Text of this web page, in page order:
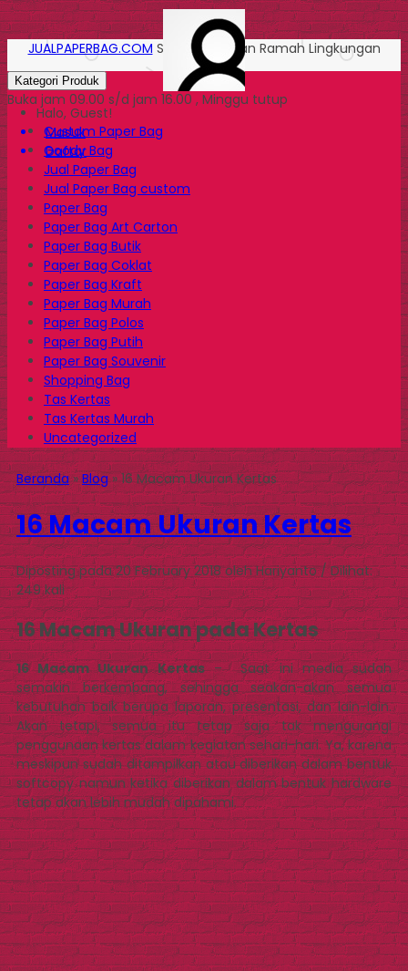
Halo, Guest!
Masuk
Daftar
JUALPAPERBAG.COM Solusi Kemasan Ramah Lingkungan
Kategori Produk
Buka jam 09.00 s/d jam 16.00 , Minggu tutup
Custom Paper Bag
Goody Bag
Jual Paper Bag
Jual Paper Bag custom
Paper Bag
Paper Bag Art Carton
Paper Bag Butik
Paper Bag Coklat
Paper Bag Kraft
Paper Bag Murah
Paper Bag Polos
Paper Bag Putih
Paper Bag Souvenir
Shopping Bag
Tas Kertas
Tas Kertas Murah
Uncategorized
Beranda»Blog»16 Macam Ukuran Kertas
16 Macam Ukuran Kertas
Diposting pada 20 February 2018 oleh Hariyanto / Dilihat:
249 kali
16 Macam Ukuran pada Kertas
16 Macam Ukuran Kertas– Saat ini media sudah
semakin berkembang, sehingga seakan-akan semua
kebutuhan baik berupa laporan, presentasi, dan lain-lain.
Akan tetapi, semua itu tetap saja tak mengurangi
penggunaan kertas dalam kegiatan sehari-hari. Ya, karena
meskipun sudah ditampilkan atau diberikan dalam bentuk
softcopy namun ketika diberikan dalam bentuk hardware
tetap akan lebih mudah dipahami.